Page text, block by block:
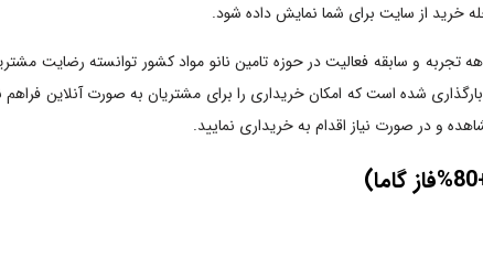
خرید از سایت برای شما نمایش داده شود.
تجربه و سابقه فعالیت در حوزه تامین نانو مواد کشور توانسته رضایت
شده است که امکان خریداری را برای مشتریان به صورت آنلاین
و در صورت نیاز اقدام به خریداری نمایید.
)